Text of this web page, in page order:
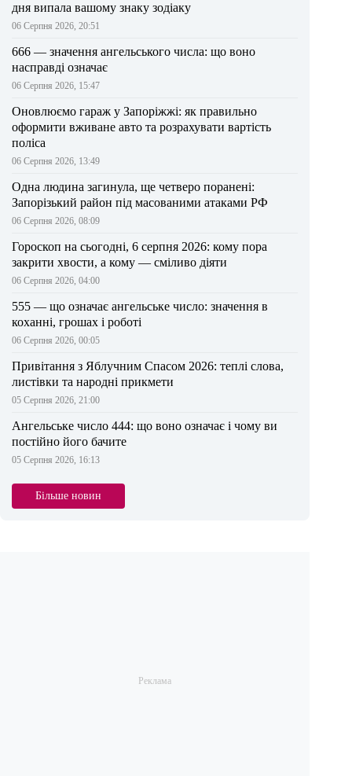
дня випала вашому знаку зодіаку
06 Серпня 2026, 20:51
666 — значення ангельського числа: що воно
насправді означає
06 Серпня 2026, 15:47
Оновлюємо гараж у Запоріжжі: як правильно
оформити вживане авто та розрахувати вартість
поліса
06 Серпня 2026, 13:49
Одна людина загинула, ще четверо поранені:
Запорізький район під масованими атаками РФ
06 Серпня 2026, 08:09
Гороскоп на сьогодні, 6 серпня 2026: кому пора
закрити хвости, а кому — сміливо діяти
06 Серпня 2026, 04:00
555 — що означає ангельське число: значення в
коханні, грошах і роботі
06 Серпня 2026, 00:05
Привітання з Яблучним Спасом 2026: теплі слова,
листівки та народні прикмети
05 Серпня 2026, 21:00
Ангельське число 444: що воно означає і чому ви
постійно його бачите
05 Серпня 2026, 16:13
Більше новин